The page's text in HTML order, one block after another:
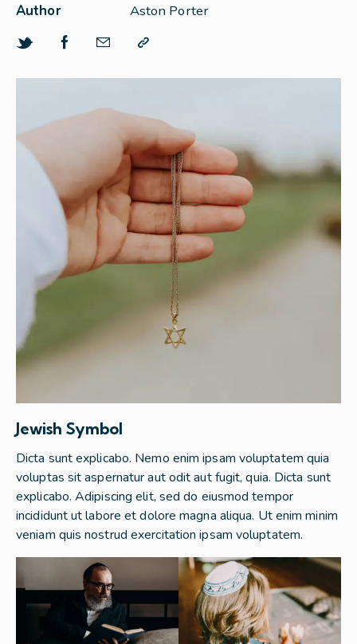
Author
Aston Porter
Jewish Symbol
Dicta sunt explicabo. Nemo enim ipsam voluptatem quia
voluptas sit aspernatur aut odit aut fugit, quia. Dicta sunt
explicabo. Adipiscing elit, sed do eiusmod tempor
incididunt ut labore et dolore magna aliqua. Ut enim minim
veniam quis nostrud exercitation ipsam voluptatem.